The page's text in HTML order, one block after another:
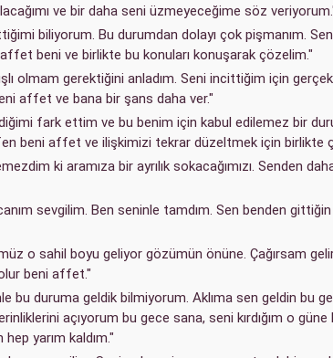
ve bir daha seni üzmeyeceğime söz
biliyorum. Bu durumdan dolayı çok pişmanım.
beni ve birlikte bu konuları konuşarak çözelim."
olmam gerektiğini anladım. Seni incittiğim için
affet ve bana bir şans daha ver."
fark ettim ve bu benim için kabul edilemez bir
beni affet ve ilişkimizi tekrar düzeltmek için birlikte
ki aramıza bir ayrılık sokacağımızı. Senden
sevgilim. Ben seninle tamdım. Sen benden
o sahil boyu geliyor gözümün önüne. Çağırsam
beni affet."
bu duruma geldik bilmiyorum. Aklıma sen geldin bu
açıyorum bu gece sana, seni kırdığım o
yarım kaldım."